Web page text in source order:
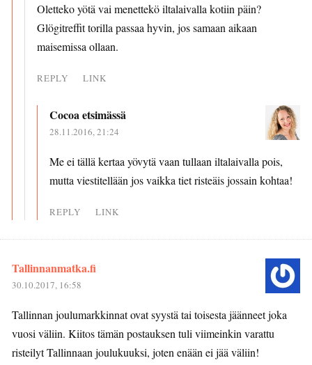
Oletteko yötä vai menettekö iltalaivalla kotiin päin?
Glögitreffit torilla passaa hyvin, jos samaan aikaan
maisemissa ollaan.
REPLY LINK
Cocoa etsimässä
28.11.2016, 21:24
Me ei tällä kertaa yövytä vaan tullaan iltalaivalla pois,
mutta viestitellään jos vaikka tiet risteäis jossain kohtaa!
REPLY LINK
Tallinnanmatka.fi
30.10.2017, 16:58
Tallinnan joulumarkkinnat ovat syystä tai toisesta jäänneet joka
vuosi väliin. Kiitos tämän postauksen tuli viimeinkin varattu
risteilyt Tallinnaan joulukuuksi, joten enään ei jää väliin!